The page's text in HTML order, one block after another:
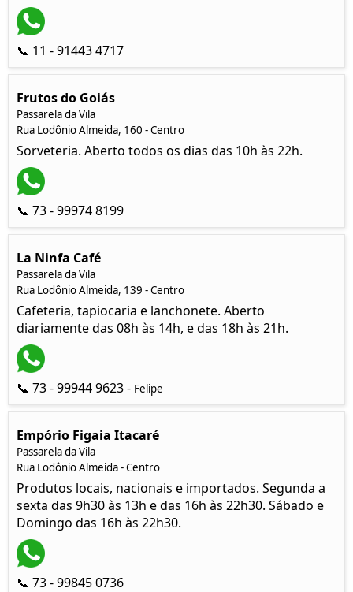
📞 11 - 91443 4717
Frutos do Goiás
Passarela da Vila
Rua Lodônio Almeida, 160 - Centro
Sorveteria. Aberto todos os dias das 10h às 22h.
📞 73 - 99974 8199
La Ninfa Café
Passarela da Vila
Rua Lodônio Almeida, 139 - Centro
Cafeteria, tapiocaria e lanchonete. Aberto
diariamente das 08h às 14h, e das 18h às 21h.
📞 73 - 99944 9623 - Felipe
Empório Figaia Itacaré
Passarela da Vila
Rua Lodônio Almeida - Centro
Produtos locais, nacionais e importados. Segunda a
sexta das 9h30 às 13h e das 16h às 22h30. Sábado e
Domingo das 16h às 22h30.
📞 73 - 99845 0736